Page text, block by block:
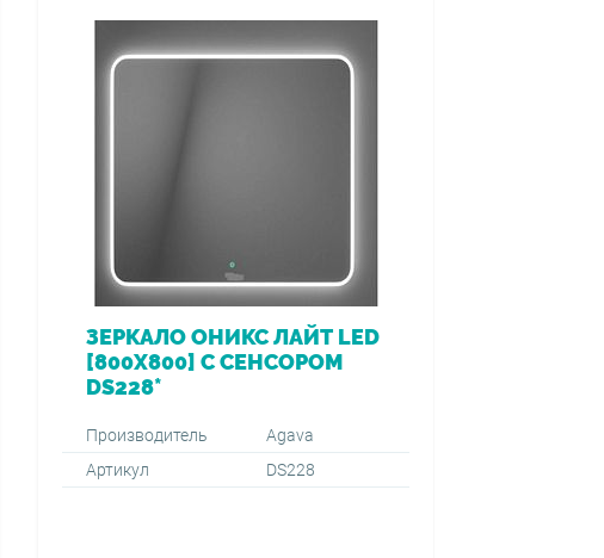
ЗЕРКАЛО ОНИКС ЛАЙТ LED
[800Х800] С СЕНСОРОМ
DS228*
Производитель
Agava
Артикул
DS228